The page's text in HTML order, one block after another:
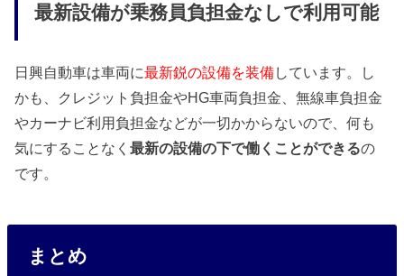
最新設備が乗務員負担金なしで利用可能
日興自動車は車両に最新鋭の設備を装備しています。し
かも、クレジット負担金やHG車両負担金、無線車負担金
やカーナビ利用負担金などが一切かからないので、何も
気にすることなく最新の設備の下で働くことができるの
です。
まとめ